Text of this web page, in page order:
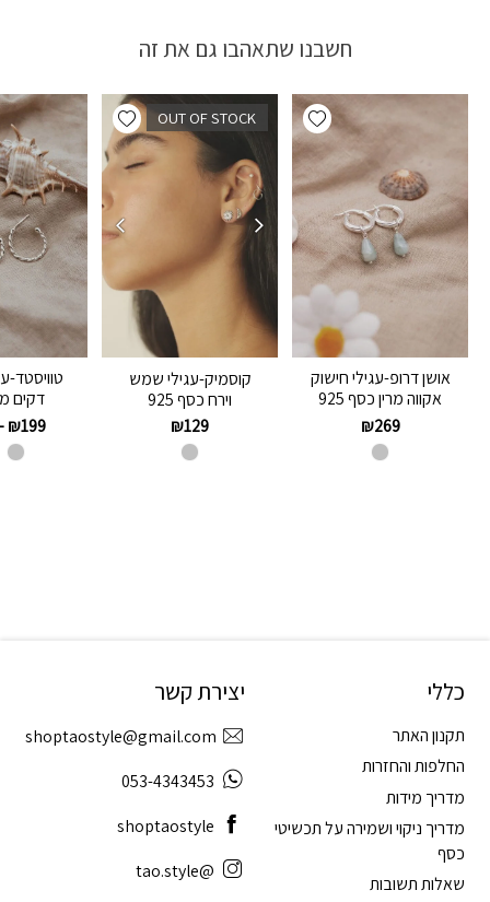
חשבנו שתאהבו גם את זה
Add wishlist
אושן דרופ-עגילי חישוק
אקווה מרין כסף 925
₪269
Add wishlist OUT OF STOCK
קוסמיק-עגילי שמש
וירח כסף 925
₪129
טוויסטד-
דקים
₪199
כללי
תקנון האתר
החלפות והחזרות
מדריך מידות
מדריך ניקוי ושמירה על תכשיטי
כסף
שאלות תשובות
יצירת קשר
shoptaostyle@gmail.com
053-4343453
shoptaostyle
@tao.style